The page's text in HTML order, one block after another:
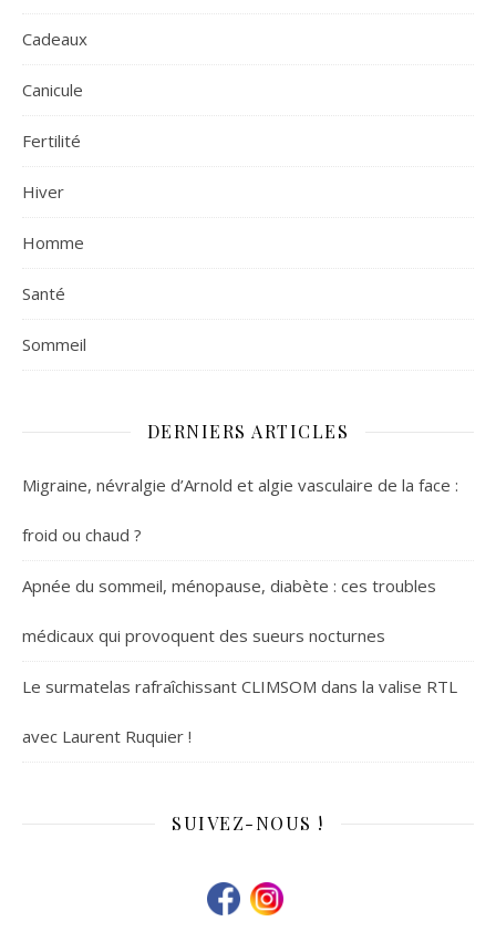
Cadeaux
Canicule
Fertilité
Hiver
Homme
Santé
Sommeil
DERNIERS ARTICLES
Migraine, névralgie d’Arnold et algie vasculaire de la face :
froid ou chaud ?
Apnée du sommeil, ménopause, diabète : ces troubles
médicaux qui provoquent des sueurs nocturnes
Le surmatelas rafraîchissant CLIMSOM dans la valise RTL
avec Laurent Ruquier !
SUIVEZ-NOUS !